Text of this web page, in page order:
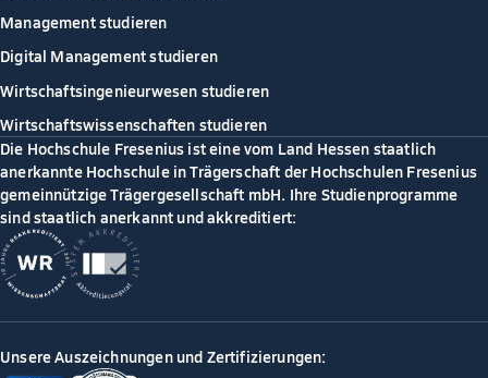
Management studieren
Digital Management studieren
Wirtschaftsingenieurwesen studieren
Wirtschaftswissenschaften studieren
Die Hochschule Fresenius ist eine vom Land Hessen staatlich
anerkannte Hochschule in Trägerschaft der Hochschulen Fresenius
gemeinnützige Trägergesellschaft mbH. Ihre Studienprogramme
sind staatlich anerkannt und akkreditiert:
Unsere Auszeichnungen und Zertifizierungen: